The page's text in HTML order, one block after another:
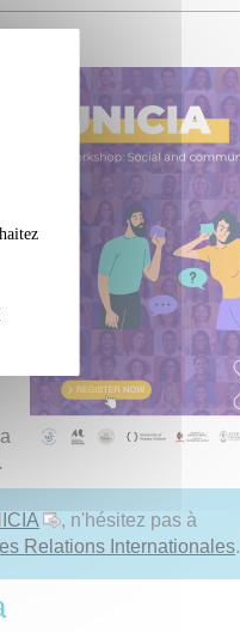
, n'hésitez pas à
Relations Internationales.